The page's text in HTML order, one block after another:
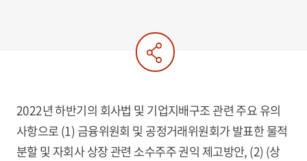
2022년 하반기의 회사법 및 기업지배구조 관련 주요 유의
사항으로 (1) 금융위원회 및 공정거래위원회가 발표한 물적
분할 및 자회사 상장 관련 소수주주 권익 제고방안, (2) (상